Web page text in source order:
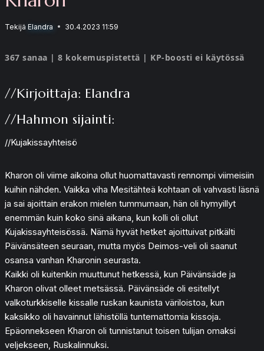
Tekijä Elandra 30.4.2023 11:59
367 sanaa | 8 kokemuspistettä | KP-boosti ei käytössä
//Kirjoittaja: Elandra
//Hahmon sijainti:
//Kujakissayhteisö
Kharon oli viime aikoina ollut huomattavasti rennompi viimeisiin
kuihin nähden. Vaikka viha Mesitähteä kohtaan oli vahvasti läsnä
ja sai ajoittain erakon mielen tummumaan, hän oli hymyillyt
enemmän kuin koko sinä aikana, kun kolli oli ollut
Kujakissayhteisössä. Nämä hyvät hetket ajoittuivat pitkälti
Päivänsäteen seuraan, mutta myös Deimos-veli oli saanut
osansa vanhan Kharonin seurasta.
Kaikki oli kuitenkin muuttunut hetkessä, kun Päivänsäde ja
Kharon olivat olleet metsässä. Päivänsäde oli esitellyt
valkoturkkiselle kissalle ruskan kaunista väriloistoa, kun
kaksikko oli havainnut lähistöllä tuntemattomia kissoja.
Epäonnekseen Kharon oli tunnistanut toisen tulijan omaksi
veljekseen, Ruskalinnuksi.